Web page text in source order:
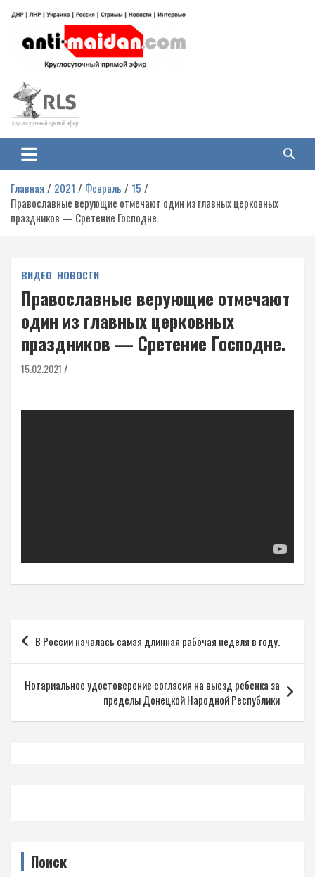
содержимому
Антимайдан: Гражданская война
на Украине
гражданской войне на Украине, включая события в Новороссии, ДНР,
ЛНР и других регионах.
Главная 2021 Февраль
15
Православные верующие отмечают один из главных церковных
праздников — Сретение Господне.
ВИДЕО НОВОСТИ
Православные верующие отмечают
один из главных церковных
праздников — Сретение Господне.
15.02.2021
Навигация
по
записям
В России началась самая длинная рабочая неделя в году.
Нотариальное удостоверение согласия на выезд ребенка за
пределы Донецкой Народной Республики
Поиск